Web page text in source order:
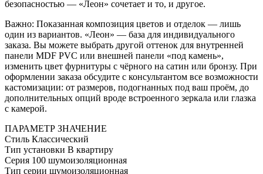
безопасностью — «Леон» сочетает и то, и другое.
Важно: Показанная композиция цветов и отделок — лишь
один из вариантов. «Леон» — база для индивидуального
заказа. Вы можете выбрать другой оттенок для внутренней
панели MDF PVC или внешней панели «под камень»,
изменить цвет фурнитуры с чёрного на сатин или бронзу. При
оформлении заказа обсудите с консультантом все возможности
кастомизации: от размеров, подогнанных под ваш проём, до
дополнительных опций вроде встроенного зеркала или глазка
с камерой.
ПАРАМЕТР ЗНАЧЕНИЕ
Стиль Классический
Тип установки В квартиру
Серия 100 шумоизоляционная
Тип серии шумоизоляционная